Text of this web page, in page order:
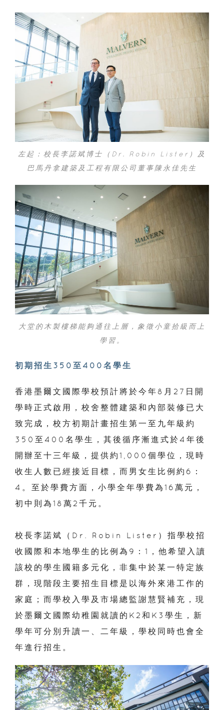
左起：校長李諾斌博士（Dr. Robin Lister）及
巴馬丹拿建築及工程有限公司董事陳永佳先生
大堂的木製樓梯能夠通往上層，象徵小童拾級而上
學習。
初期招生350 至400 名學生
香港墨爾文國際學校預計將於今年8月27日開
學時正式啟用，校舍整體建築和內部裝修已大
致完成，校方初期計畫招生第一至九年級約
350至400名學生，其後循序漸進式於4年後
開辦至十三年級，提供約1,000個學位，現時
收生人數已經接近目標，而男女生比例約6：
4。至於學費方面，小學全年學費為16萬元，
初中則為18萬2千元。
校長李諾斌（Dr. Robin Lister）指學校招
收國際和本地學生的比例為9：1，他希望入讀
該校的學生國籍多元化，非集中於某一特定族
群，現階段主要招生目標是以海外來港工作的
家庭；而學校入學及市場總監謝慧賢補充，現
於墨爾文國際幼稚園就讀的K2和K3學生，新
學年可分別升讀一、二年級，學校同時也會全
年進行招生。